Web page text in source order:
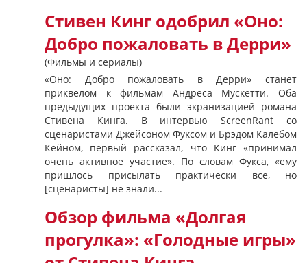
Стивен Кинг одобрил «Оно:
Добро пожаловать в Дерри»
(Фильмы и сериалы)
«Оно: Добро пожаловать в Дерри» станет
приквелом к ​​фильмам Андреса Мускетти. Оба
предыдущих проекта были экранизацией романа
Стивена Кинга. В интервью ScreenRant со
сценаристами Джейсоном Фуксом и Брэдом Калебом
Кейном, первый рассказал, что Кинг «принимал
очень активное участие». По словам Фукса, «ему
пришлось присылать практически все, но
[сценаристы] не знали...
Обзор фильма «Долгая
прогулка»: «Голодные игры»